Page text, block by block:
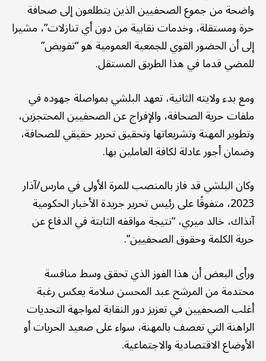
واضحة من جموع الصحفيين الذين يتطلعون إلى صحافة
حرة ومستقلة، وخدمات نقابية من دون أي تنازلات”، مشيرا
إلى أن الحضور القوي للجمعية العمومية هو “تفويض”
للمضي قدما في هذا الطريق المستقل.
ومع بدء ولايته الثانية، تعهد البلشي بمواصلة جهوده في
ملفات حرية الصحافة، والإفراج عن الصحفيين المحتجزين،
وتطوير المهنة وتشريعاتها وتحقيق تحرير حقيقي للصحافة،
وضمان أجور عادلة لكافة العاملين بها.
وكان البلشي قد فاز بالمنصب للمرة الأولى في مارس/آذار
2023، متفوقًا على رئيس تحرير جريدة الأخبار الحكومية
آنذاك، خالد ميري، “نتيجة مواقفه الثابتة في الدفاع عن
حرية الكلمة وحقوق الصحفيين”.
ورأى البعض أن هذا الفوز الذي تحقق وسط منافسة
محتدمة من المرشح عبد المحسن سلامة يعكس رغبة
أغلب الصحفيين في تعزيز دور النقابة لمواجهة التحديات
الراهنة التي تعصف بالمهنة، سواء على صعيد الحريات أو
الأوضاع الاقتصادية والاجتماعية.